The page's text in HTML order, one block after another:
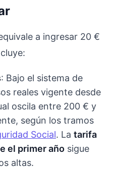
a ingresar 20 €
: Bajo el sistema de
reales vigente desde
oscila entre 200 € y
según los tramos
Social. La tarifa
el primer año sigue
altas.